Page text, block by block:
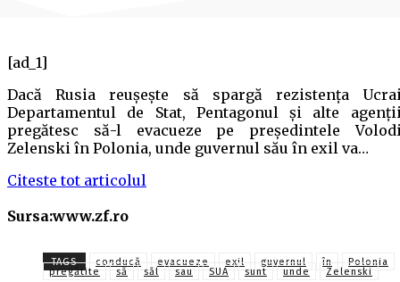
[ad_1]
Dacă Rusia reuşeşte să spargă rezistenţa
Departamentul de Stat, Pentagonul şi alte
pregătesc să-l evacueze pe preşedintele
Zelenski în Polonia, unde guvernul său în exil va…
Citeste tot articolul
Sursa:www.zf.ro
TAGS conducă evacueze exil guvernul în
Polonia
pregătite
să săl sau SUA sunt unde Zelenski